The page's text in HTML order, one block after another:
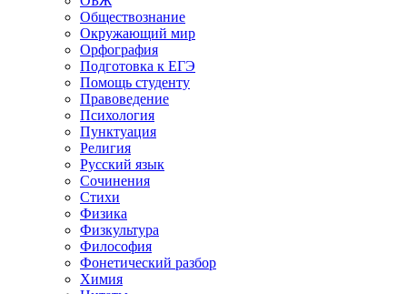
Обществознание
Окружающий мир
Орфография
Подготовка к ЕГЭ
Помощь студенту
Правоведение
Психология
Пунктуация
Религия
Русский язык
Сочинения
Стихи
Физика
Физкультура
Философия
Фонетический разбор
Химия